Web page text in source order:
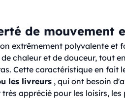
de mouvement
extrêmement polyvalente et
chaleur et de douceur, tout
Cette caractéristique en fait
les livreurs, qui ont besoin
apprécié pour les loisirs,